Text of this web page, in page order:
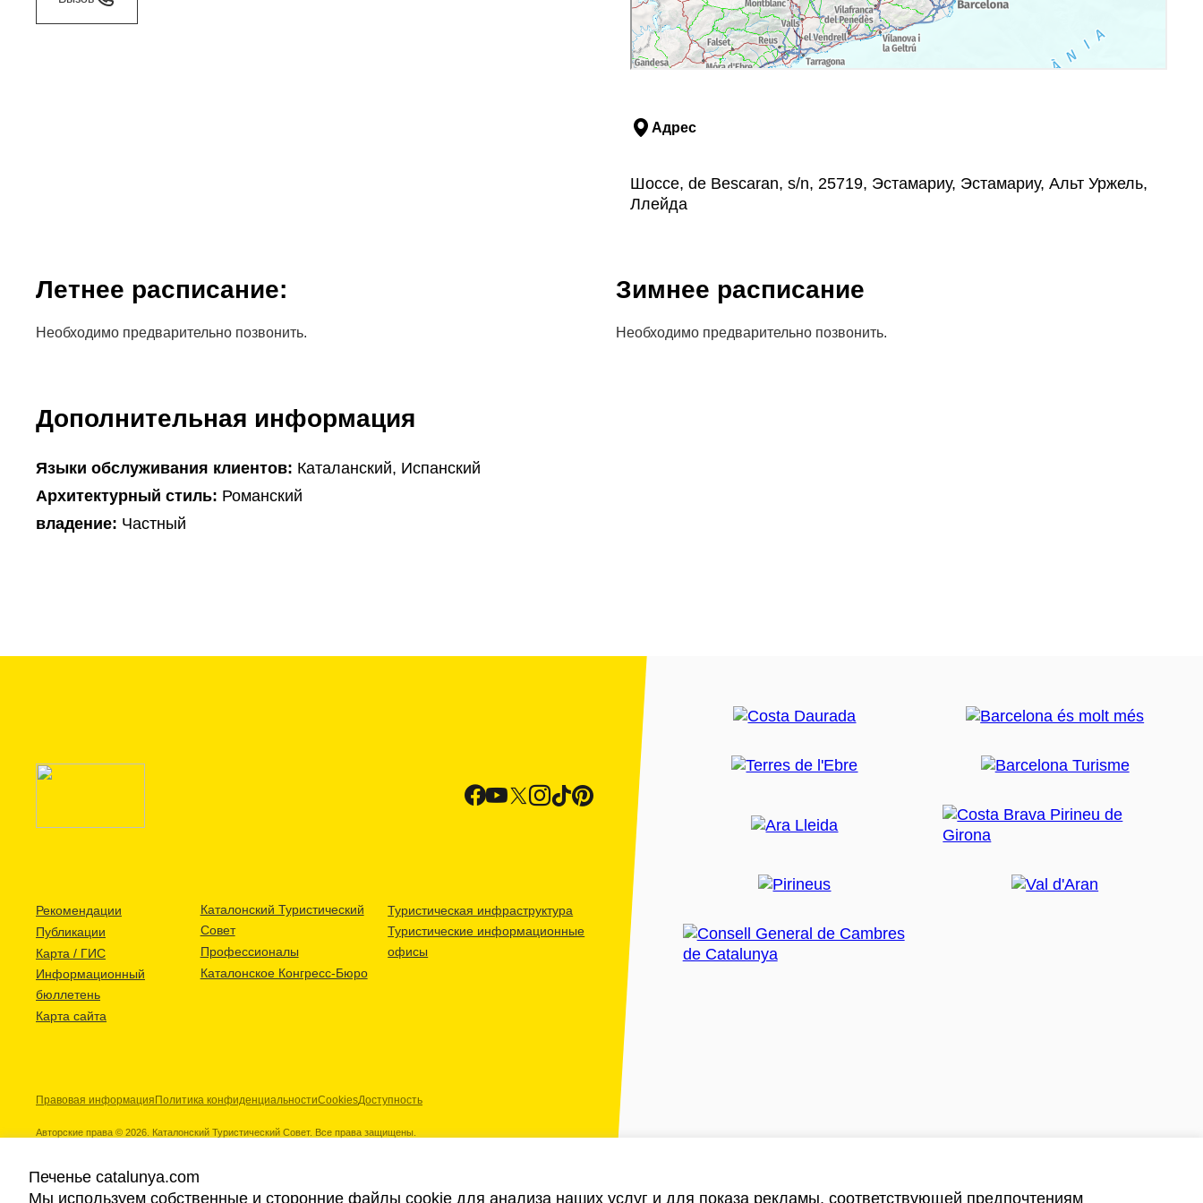
Адрес
Шоссе, de Bescaran, s/n, 25719, Эстамариу, Эстамариу, Альт Уржель,
Ллейда
Летнее расписание:
Необходимо предварительно позвонить.
Зимнее расписание
Необходимо предварительно позвонить.
Дополнительная информация
Языки обслуживания клиентов: Каталанский, Испанский
Архитектурный стиль: Романский
владение: Частный
Рекомендации
Публикации
Карта / ГИС
Информационный
бюллетень
Карта сайта
Каталонский Туристический
Совет
Профессионалы
Каталонское Конгресс-Бюро
Туристическая инфраструктура
Туристические информационные
офисы
Правовая информация Политика конфиденциальностиCookiesДоступность
Авторские права © 2026. Каталонский Туристический Совет. Все права защищены.
Печенье catalunya.com
Мы используем собственные и сторонние файлы cookie для анализа наших услуг и для показа рекламы, соответствующей предпочтениям